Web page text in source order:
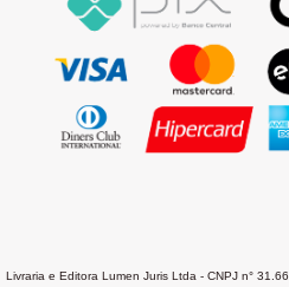
Livraria e Editora Lumen Juris Ltda - CNPJ n°